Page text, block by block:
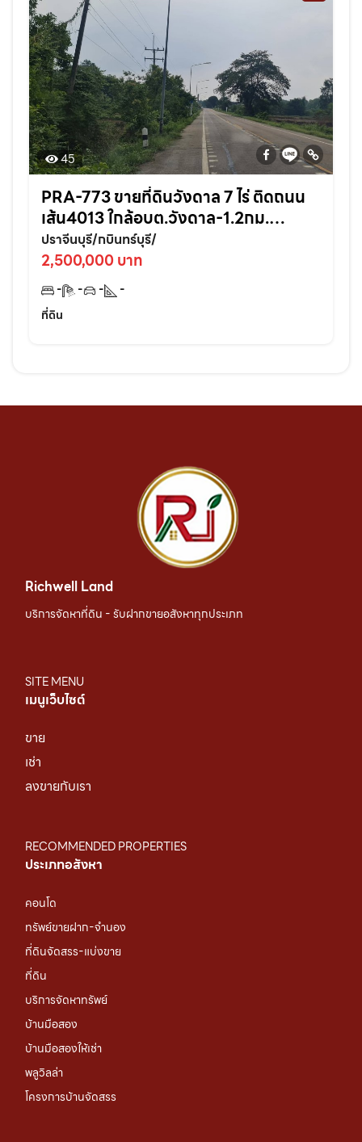
45
PRA-773 ขายที่ดินวังดาล 7 ไร่ ติดถนน
เส้น4013 ใกล้อบต.วังดาล-1.2กม.
อ.กบินทร์บุรี ปราจีนบุรี
ปราจีนบุรี/กบินทร์บุรี/
2,500,000 บาท
- - -
-
ที่ดิน
Richwell Land
บริการจัดหาที่ดิน - รับฝากขายอสังหาทุกประเภท
SITE MENU
เมนูเว็บไซต์
ขาย
เช่า
ลงขายกับเรา
RECOMMENDED PROPERTIES
ประเภทอสังหา
คอนโด
ทรัพย์ขายฝาก-จำนอง
ที่ดินจัดสรร-แบ่งขาย
ที่ดิน
บริการจัดหาทรัพย์
บ้านมือสอง
บ้านมือสองให้เช่า
พลูวิลล่า
โครงการบ้านจัดสรร